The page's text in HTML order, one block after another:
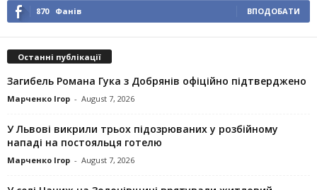
870 Фанів ВПОДОБАТИ
Останні публікації
Загибель Романа Гука з Добрянів офіційно підтверджено
Марченко Ігор - August 7, 2026
У Львові викрили трьох підозрюваних у розбійному
нападі на постояльця готелю
Марченко Ігор - August 7, 2026